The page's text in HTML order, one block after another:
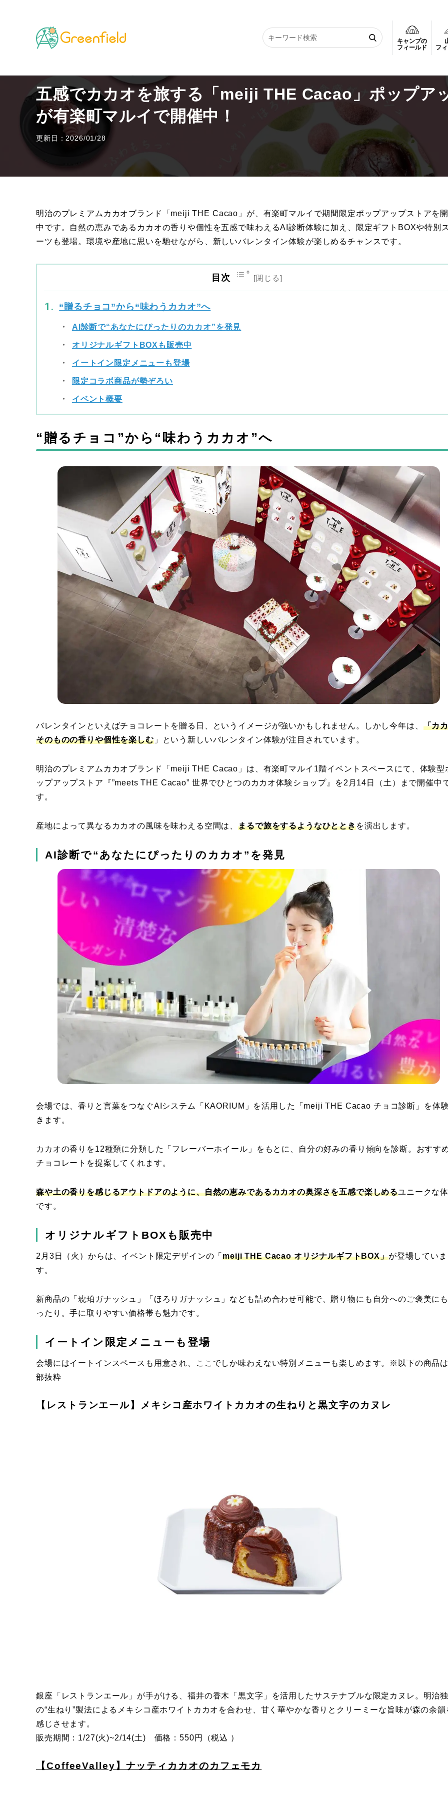
キャンプの
フィールド
フ
TOP 五感でカカオを旅する「meiji THE Cacao」ポップアップが有楽町マルイで開催中！
五感でカカオを旅する「meiji THE Cacao」ポップア
が有楽町マルイで開催中！
更新日：2026/01/28
明治のプレミアムカカオブランド「meiji THE Cacao」が、有楽町マルイで期間限定ポップアップストアを
中です。自然の恵みであるカカオの香りや個性を五感で味わえるAI診断体験に加え、限定ギフトBOXや特別
ーツも登場。環境や産地に思いを馳せながら、新しいバレンタイン体験が楽しめるチャンスです。
目次
“贈るチョコ”から“味わうカカオ”へ
AI診断で“あなたにぴったりのカカオ”を発見
オリジナルギフトBOXも販売中
イートイン限定メニューも登場
限定コラボ商品が勢ぞろい
イベント概要
“贈るチョコ”から“味わうカカオ”へ
バレンタインといえばチョコレートを贈る日、というイメージが強いかもしれません。しかし今年は、 「カ
そのものの香りや個性を楽しむ」という新しいバレンタイン体験が注目されています。
明治のプレミアムカカオブランド「meiji THE Cacao」は、有楽町マルイ1階イベントスペースにて、体験型
ップアップストア『”meets THE Cacao” 世界でひとつのカカオ体験ショップ』を2月14日（土）まで開催中
す。
産地によって異なるカカオの風味を味わえる空間は、まるで旅をするようなひとときを演出します。
AI診断で“あなたにぴったりのカカオ”を発見
会場では、香りと言葉をつなぐAIシステム「KAORIUM」を活用した「meiji THE Cacao チョコ診断」を体
きます。
カカオの香りを12種類に分類した「フレーバーホイール」をもとに、自分の好みの香り傾向を診断。おすす
チョコレートを提案してくれます。
森や土の香りを感じるアウトドアのように、自然の恵みであるカカオの奥深さを五感で楽しめるユニークな
です。
オリジナルギフトBOXも販売中
2月3日（火）からは、イベント限定デザインの「meiji THE Cacao オリジナルギフトBOX」が登場していま
す。
新商品の「琥珀ガナッシュ」「ほろりガナッシュ」なども詰め合わせ可能で、贈り物にも自分へのご褒美に
ったり。手に取りやすい価格帯も魅力です。
イートイン限定メニューも登場
会場にはイートインスペースも用意され、ここでしか味わえない特別メニューも楽しめます。※以下の商品
部抜粋
【レストランエール】メキシコ産ホワイトカカオの生ねりと黒文字のカヌレ
銀座「レストランエール」が手がける、福井の香木「黒文字」を活用したサステナブルな限定カヌレ。明治
の“生ねり”製法によるメキシコ産ホワイトカカオを合わせ、甘く華やかな香りとクリーミーな旨味が森の余韻
感じさせます。
販売期間：1/27(火)~2/14(⼟) 価格：550円（税込 ）
【CoffeeValley】ナッティカカオのカフェモカ